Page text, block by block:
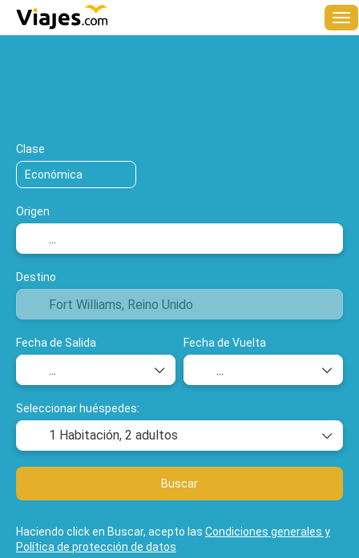
Clase
Origen
Destino
Fecha de Salida Fecha de Vuelta
Seleccionar huéspedes:
1 Habitación, 2 adultos
Buscar
Haciendo click en Buscar, acepto las Condiciones generales y
Política de protección de datos